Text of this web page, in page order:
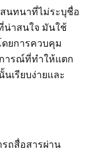
นทนาที่ไม่ระบุชื่อ
าสนใจ มันใช้
ยการควบคุม
ารณ์ที่ทำให้แตก
เรียบง่ายและ
ถสื่อสารผ่าน